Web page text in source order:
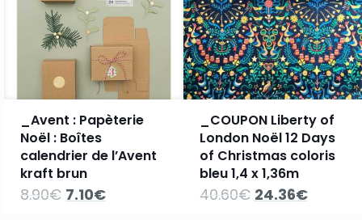
_Avent : Papèterie
Noël : Boîtes
calendrier de l’Avent
kraft brun
8.90€ Le
7.10€Le
_COUPON Liberty of
London Noël 12 Days
of Christmas coloris
bleu 1,4 x 1,36m
40.60€ Le
24.36€Le